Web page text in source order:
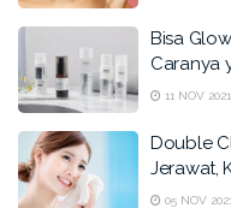
Bisa
Caranya
11 NOV 2021
Double
Jerawat,
05 NOV 2021